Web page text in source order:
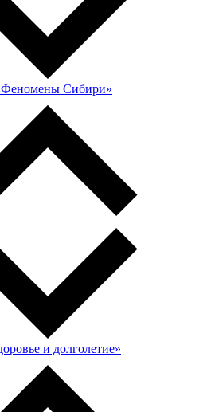
Сибири»
и долголетие»